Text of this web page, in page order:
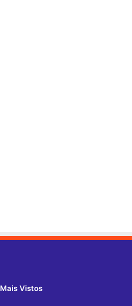
Mais Vistos